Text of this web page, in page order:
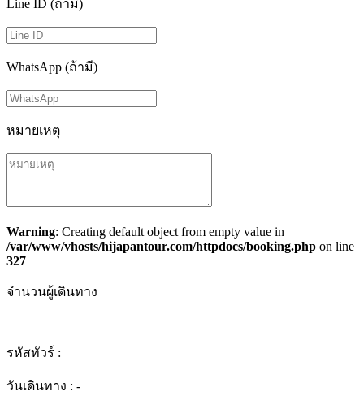
Line ID (ถ้ามี)
WhatsApp (ถ้ามี)
หมายเหตุ
Warning: Creating default object from empty value in
/var/www/vhosts/hijapantour.com/httpdocs/booking.php on line
327
จำนวนผู้เดินทาง
รหัสทัวร์ :
วันเดินทาง : -